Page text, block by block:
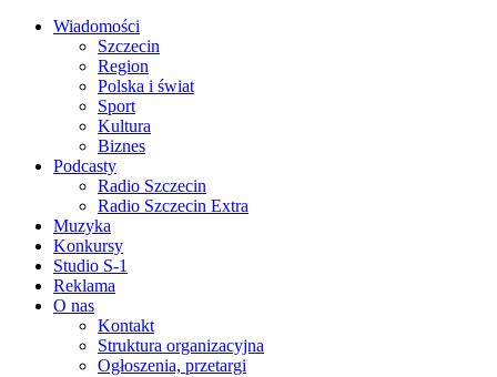
Wiadomości
Szczecin
Region
Polska i świat
Sport
Kultura
Biznes
Podcasty
Radio Szczecin
Radio Szczecin Extra
Muzyka
Konkursy
Studio S-1
Reklama
O nas
Kontakt
Struktura organizacyjna
Ogłoszenia, przetargi